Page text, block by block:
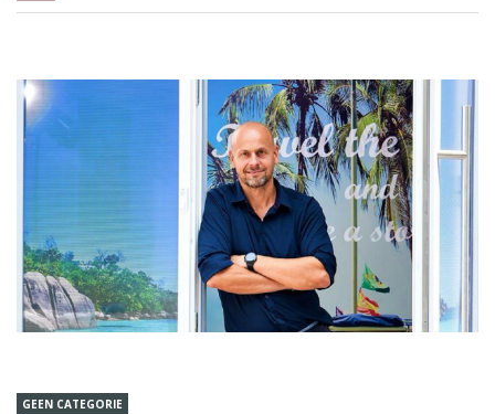
GEEN CATEGORIE